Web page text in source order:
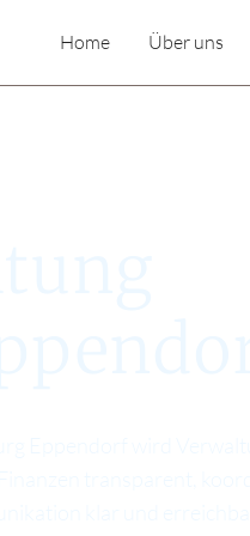
Home Über uns